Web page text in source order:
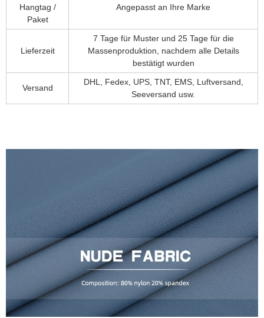
Hangtag /
Paket
Angepasst an Ihre Marke
Lieferzeit
7 Tage für Muster und 25 Tage für die
Massenproduktion, nachdem alle Details
bestätigt wurden
Versand
DHL, Fedex, UPS, TNT, EMS, Luftversand,
Seeversand usw.